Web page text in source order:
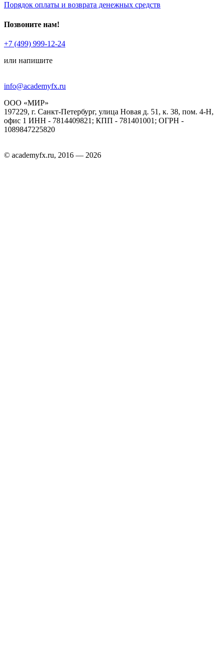
Порядок оплаты и возврата денежных средств
Позвоните нам!
+7 (499) 999-12-24
или напишите
info@academyfx.ru
ООО «МИР»
197229, г. Санкт-Петербург, улица Новая д. 51, к. 38, пом. 4-Н,
офис 1 ИНН - 7814409821; КПП - 781401001; ОГРН -
1089847225820
© academyfx.ru, 2016 — 2026